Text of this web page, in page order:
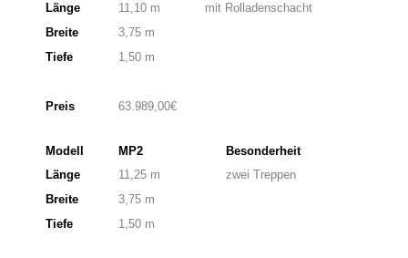
Länge
11,10 m
mit Rolladenschacht
Breite
3,75 m
Tiefe
1,50 m
Preis 63.989,00€
Modell MP2
Besonderheit
Länge
11,25 m
zwei Treppen
Breite
3,75 m
Tiefe
1,50 m